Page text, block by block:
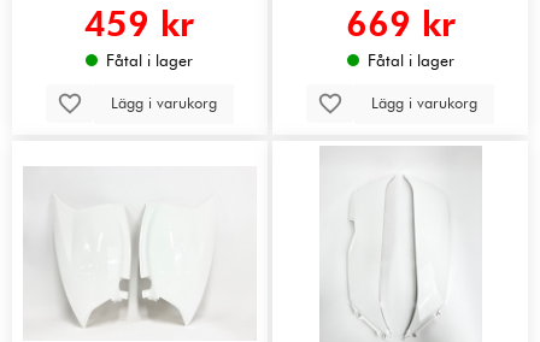
459 kr
Fåtal i lager
Lägg i varukorg
669 kr
Fåtal i lager
Lägg i varukorg